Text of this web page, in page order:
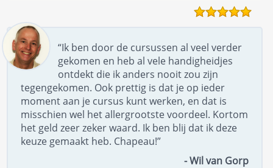
“Ik ben door de cursussen al veel verder
gekomen en heb al vele handigheidjes
ontdekt die ik anders nooit zou zijn
tegengekomen. Ook prettig is dat je op ieder
moment aan je cursus kunt werken, en dat is
misschien wel het allergrootste voordeel. Kortom
het geld zeer zeker waard. Ik ben blij dat ik deze
keuze gemaakt heb. Chapeau!”
- Wil van Gorp